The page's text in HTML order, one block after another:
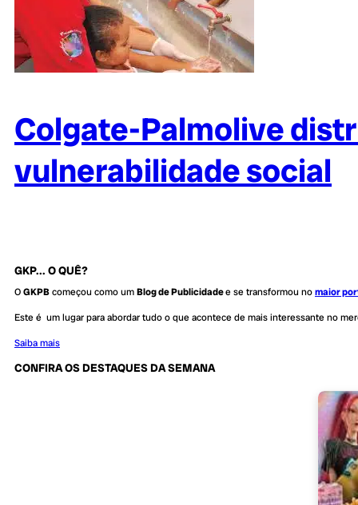
Colgate-Palmolive
vulnerabilidade social
GKP... O QUÊ?
OGKPBcomeçou como umBlog de Publicidadee se transformou nomaior
Este é um lugar para abordar tudo o que acontece de mais interessante no
Saiba mais
CONFIRA OS DESTAQUES DA SEMANA